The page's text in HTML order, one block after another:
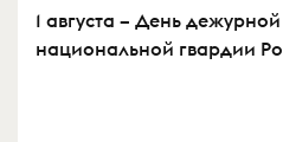
1 августа – День
национальной гвардии